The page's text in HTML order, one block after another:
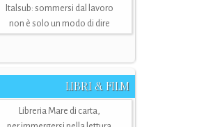
Italsub: sommersi dal lavoro
non è solo un modo di dire
LIBRI & FILM
Libreria Mare di carta,